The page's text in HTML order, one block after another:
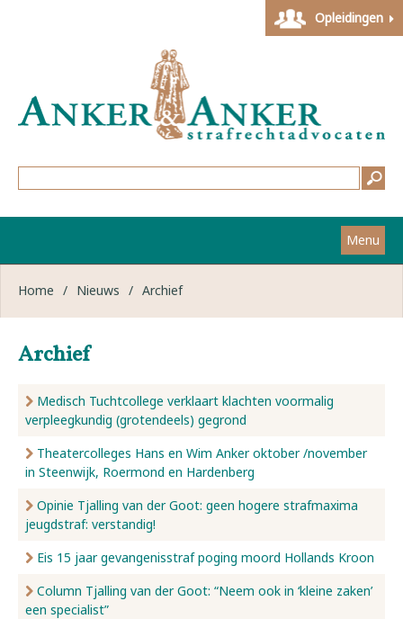
Opleidingen
Menu
Home
Strafzaken
Werkwijze
Nieuws
Over ons
Contact
Home / Nieuws / Archief
Archief
Medisch Tuchtcollege verklaart klachten voormalig
verpleegkundig (grotendeels) gegrond
Theatercolleges Hans en Wim Anker oktober /november
in Steenwijk, Roermond en Hardenberg
Opinie Tjalling van der Goot: geen hogere strafmaxima
jeugdstraf: verstandig!
Eis 15 jaar gevangenisstraf poging moord Hollands Kroon
Column Tjalling van der Goot: “Neem ook in ‘kleine zaken’
een specialist”